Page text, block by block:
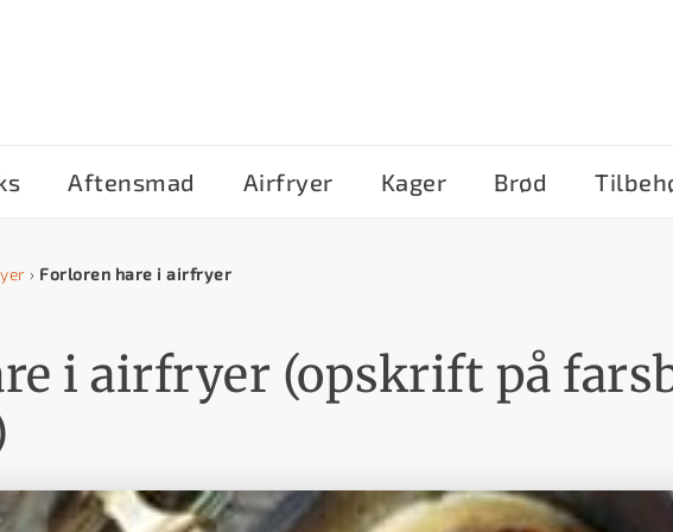
Aftensmad Airfryer Kager Brød
› Forloren hare i airfryer
i airfryer (opskrift på